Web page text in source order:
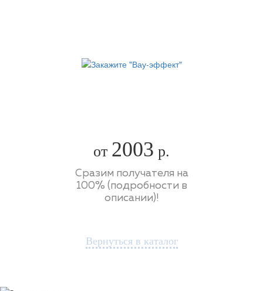
от 2003 р.
Сразим получателя на
100% (подробности в
описании)!
Вернуться в каталог